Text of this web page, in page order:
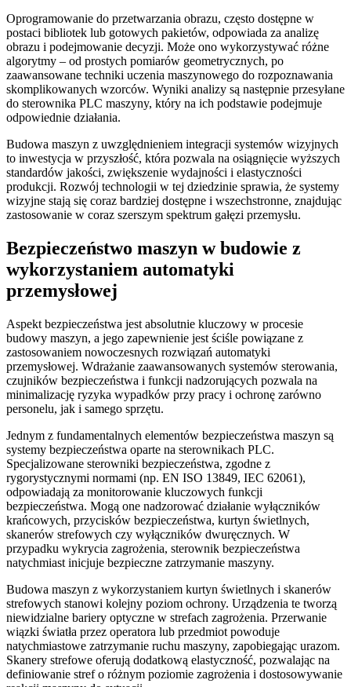
Oprogramowanie do przetwarzania obrazu, często dostępne w
postaci bibliotek lub gotowych pakietów, odpowiada za analizę
obrazu i podejmowanie decyzji. Może ono wykorzystywać różne
algorytmy – od prostych pomiarów geometrycznych, po
zaawansowane techniki uczenia maszynowego do rozpoznawania
skomplikowanych wzorców. Wyniki analizy są następnie przesyłane
do sterownika PLC maszyny, który na ich podstawie podejmuje
odpowiednie działania.
Budowa maszyn z uwzględnieniem integracji systemów wizyjnych
to inwestycja w przyszłość, która pozwala na osiągnięcie wyższych
standardów jakości, zwiększenie wydajności i elastyczności
produkcji. Rozwój technologii w tej dziedzinie sprawia, że systemy
wizyjne stają się coraz bardziej dostępne i wszechstronne, znajdując
zastosowanie w coraz szerszym spektrum gałęzi przemysłu.
Bezpieczeństwo maszyn w budowie z
wykorzystaniem automatyki
przemysłowej
Aspekt bezpieczeństwa jest absolutnie kluczowy w procesie
budowy maszyn, a jego zapewnienie jest ściśle powiązane z
zastosowaniem nowoczesnych rozwiązań automatyki
przemysłowej. Wdrażanie zaawansowanych systemów sterowania,
czujników bezpieczeństwa i funkcji nadzorujących pozwala na
minimalizację ryzyka wypadków przy pracy i ochronę zarówno
personelu, jak i samego sprzętu.
Jednym z fundamentalnych elementów bezpieczeństwa maszyn są
systemy bezpieczeństwa oparte na sterownikach PLC.
Specjalizowane sterowniki bezpieczeństwa, zgodne z
rygorystycznymi normami (np. EN ISO 13849, IEC 62061),
odpowiadają za monitorowanie kluczowych funkcji
bezpieczeństwa. Mogą one nadzorować działanie wyłączników
krańcowych, przycisków bezpieczeństwa, kurtyn świetlnych,
skanerów strefowych czy wyłączników dwuręcznych. W
przypadku wykrycia zagrożenia, sterownik bezpieczeństwa
natychmiast inicjuje bezpieczne zatrzymanie maszyny.
Budowa maszyn z wykorzystaniem kurtyn świetlnych i skanerów
strefowych stanowi kolejny poziom ochrony. Urządzenia te tworzą
niewidzialne bariery optyczne w strefach zagrożenia. Przerwanie
wiązki światła przez operatora lub przedmiot powoduje
natychmiastowe zatrzymanie ruchu maszyny, zapobiegając urazom.
Skanery strefowe oferują dodatkową elastyczność, pozwalając na
definiowanie stref o różnym poziomie zagrożenia i dostosowywanie